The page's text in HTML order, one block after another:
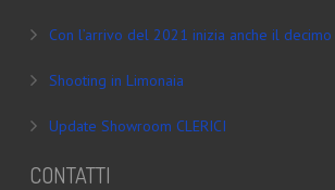
Con l’arrivo del 2021 inizia anche il
Shooting in Limonaia
Update Showroom CLERICI
CONTATTI